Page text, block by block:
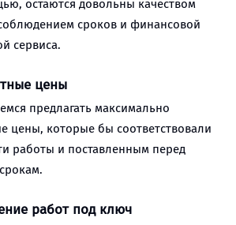
остаются довольны качеством
сроков и финансовой
сервиса.
цены
предлагать максимально
цены, которые бы соответствовали
работы и поставленным перед
работ под ключ